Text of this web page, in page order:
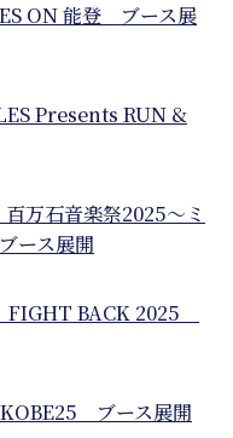
ON 能登 ブース展
Presents RUN &
万石音楽祭2025〜ミ
ース展開
BACK 2025
ブース展開